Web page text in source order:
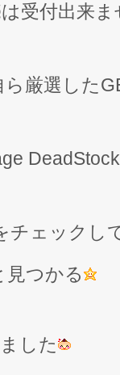
受付出来
ら厳選した
チェックし
つかる
した